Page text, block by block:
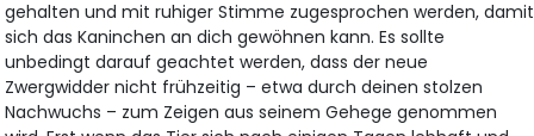
gehalten und mit ruhiger Stimme zugesprochen werden, damit
sich das Kaninchen an dich gewöhnen kann. Es sollte
unbedingt darauf geachtet werden, dass der neue
Zwergwidder nicht frühzeitig – etwa durch deinen stolzen
Nachwuchs – zum Zeigen aus seinem Gehege genommen